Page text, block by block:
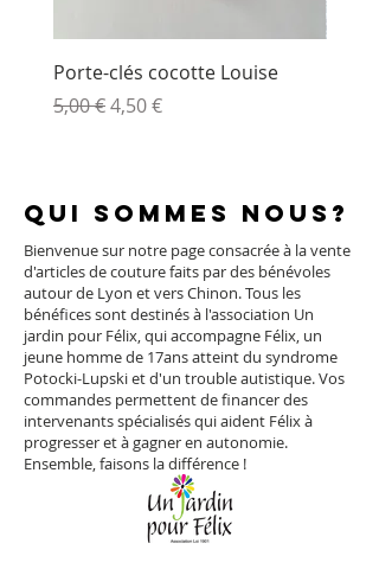
Porte-clés cocotte Louise
Prix original
5,00 €Prix promotionnel
4,50 €
Qui sommes nous?
Bienvenue sur notre page consacrée à la vente
d'articles de couture faits par des bénévoles
autour de Lyon et vers Chinon. Tous les
bénéfices sont destinés à l'association Un
jardin pour Félix, qui accompagne Félix, un
jeune homme de 17ans atteint du syndrome
Potocki-Lupski et d'un trouble autistique. Vos
commandes permettent de financer des
intervenants spécialisés qui aident Félix à
progresser et à gagner en autonomie.
Ensemble, faisons la différence !